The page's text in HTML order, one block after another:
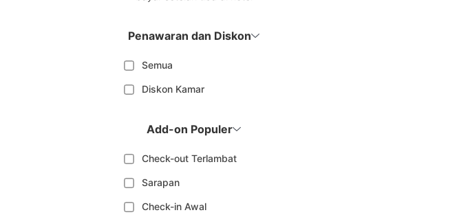
Penawaran dan Diskon
Semua
Diskon Kamar
Add-on Populer
Check-out Terlambat
Sarapan
Check-in Awal